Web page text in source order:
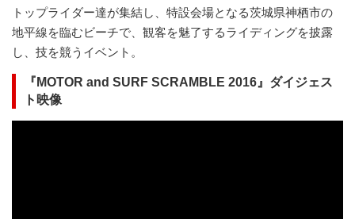
トップライダー達が集結し、特設会場となる茨城県神栖市の
地平線を臨むビーチで、観客を魅了するライディングを披露
し、技を競うイベント。
『MOTOR and SURF SCRAMBLE 2016』ダイジェス
ト映像